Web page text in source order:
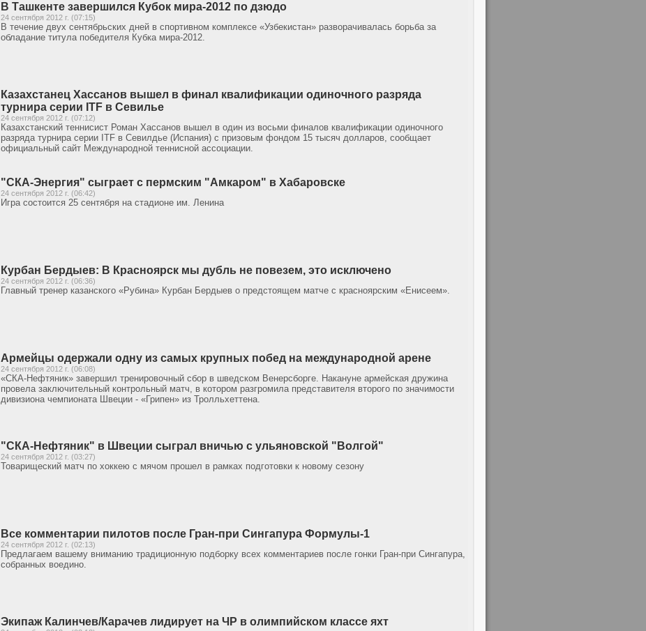
В Ташкенте завершился Кубок мира-2012 по дзюдо
24 сентября 2012 г. (07:15)
В течение двух сентябрьских дней в спортивном комплексе «Узбекистан» разворачивалась борьба за
обладание титула победителя Кубка мира-2012.
Казахстанец Хассанов вышел в финал квалификации одиночного разряда
турнира серии ITF в Севилье
24 сентября 2012 г. (07:12)
Казахстанский теннисист Роман Хассанов вышел в один из восьми финалов квалификации одиночного
разряда турнира серии ITF в Севилдье (Испания) с призовым фондом 15 тысяч долларов, сообщает
официальный сайт Международной теннисной ассоциации.
"СКА-Энергия" сыграет с пермским "Амкаром" в Хабаровске
24 сентября 2012 г. (06:42)
Игра состоится 25 сентября на стадионе им. Ленина
Курбан Бердыев: В Красноярск мы дубль не повезем, это исключено
24 сентября 2012 г. (06:36)
Главный тренер казанского «Рубина» Курбан Бердыев о предстоящем матче с красноярским «Енисеем».
Армейцы одержали одну из самых крупных побед на международной арене
24 сентября 2012 г. (06:08)
«СКА-Нефтяник» завершил тренировочный сбор в шведском Венерсборге. Накануне армейская дружина
провела заключительный контрольный матч, в котором разгромила представителя второго по значимости
дивизиона чемпионата Швеции - «Грипен» из Тролльхеттена.
"СКА-Нефтяник" в Швеции сыграл вничью с ульяновской "Волгой"
24 сентября 2012 г. (03:27)
Товарищеский матч по хоккею с мячом прошел в рамках подготовки к новому сезону
Все комментарии пилотов после Гран-при Сингапура Формулы-1
24 сентября 2012 г. (02:13)
Предлагаем вашему вниманию традиционную подборку всех комментариев после гонки Гран-при Сингапура,
собранных воедино.
Экипаж Калинчев/Карачев лидирует на ЧР в олимпийском классе яхт